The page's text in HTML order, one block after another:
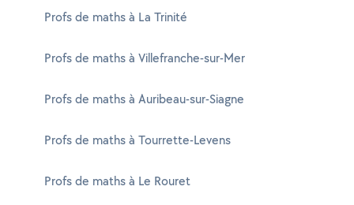
Profs de maths à La Trinité
Profs de maths à Villefranche-sur-Mer
Profs de maths à Auribeau-sur-Siagne
Profs de maths à Tourrette-Levens
Profs de maths à Le Rouret